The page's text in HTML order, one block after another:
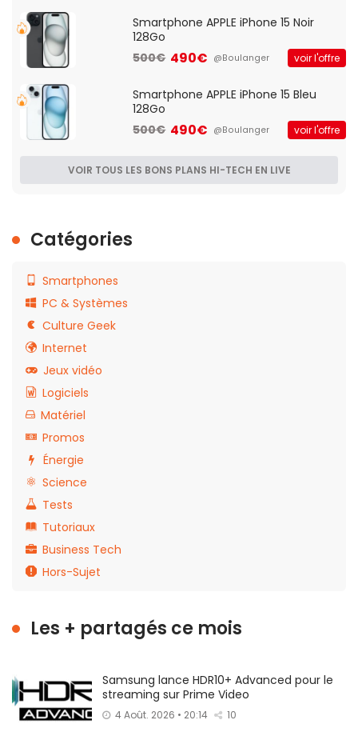
Smartphone APPLE iPhone 15 Noir
128Go
500€ 490€ @Boulanger voir l'offre
Smartphone APPLE iPhone 15 Bleu
128Go
500€ 490€ @Boulanger voir l'offre
VOIR TOUS LES BONS PLANS HI-TECH EN LIVE
Catégories
Smartphones
PC & Systèmes
Culture Geek
Internet
Jeux vidéo
Logiciels
Matériel
Promos
Énergie
Science
Tests
Tutoriaux
Business Tech
Hors-Sujet
Les + partagés ce mois
Samsung lance HDR10+ Advanced pour le
streaming sur Prime Video
4 Août. 2026 • 20:14 10